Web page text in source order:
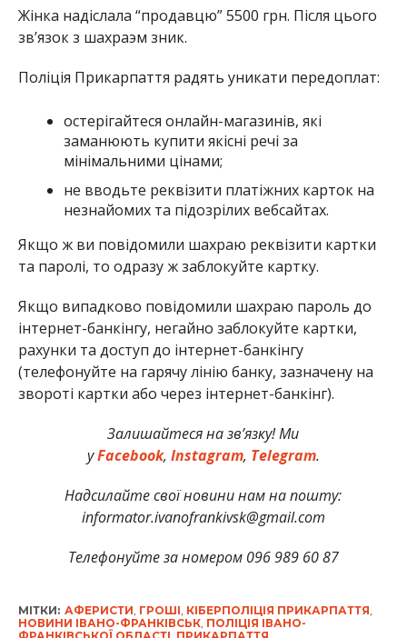
Жінка надіслала “продавцю” 5500 грн. Після цього
зв’язок з шахраэм зник.
Поліція Прикарпаття радять уникати передоплат:
остерігайтеся онлайн-магазинів, які
заманюють купити якісні речі за
мінімальними цінами;
не вводьте реквізити платіжних карток на
незнайомих та підозрілих вебсайтах.
Якщо ж ви повідомили шахраю реквізити картки
та паролі, то одразу ж заблокуйте картку.
Якщо випадково повідомили шахраю пароль до
інтернет-банкінгу, негайно заблокуйте картки,
рахунки та доступ до інтернет-банкінгу
(телефонуйте на гарячу лінію банку, зазначену на
звороті картки або через інтернет-банкінг).
Залишайтеся на зв’язку! Ми
уFacebook, Instagram, Telegram.
Надсилайте свої новини нам на пошту:
informator.ivanofrankivsk@gmail.com
Телефонуйте за номером 096 989 60 87
МІТКИ: АФЕРИСТИ ГРОШІ КІБЕРПОЛІЦІЯ ПРИКАРПАТТЯ
НОВИНИ ІВАНО-ФРАНКІВСЬК, ПОЛІЦІЯ ІВАНО-